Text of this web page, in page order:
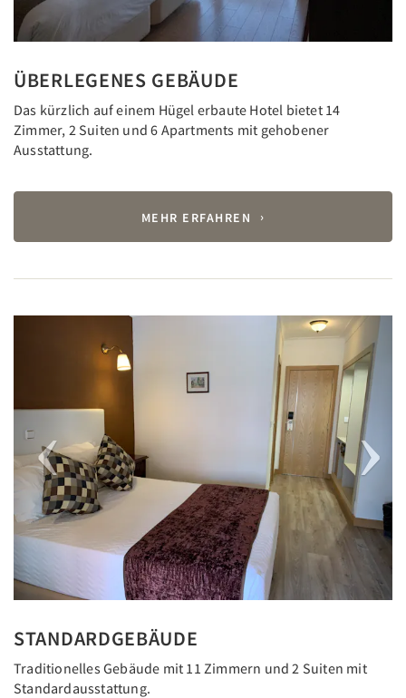
ÜBERLEGENES GEBÄUDE
Das kürzlich auf einem Hügel erbaute Hotel bietet 14
Zimmer, 2 Suiten und 6 Apartments mit gehobener
Ausstattung.
MEHR ERFAHREN
Next
STANDARDGEBÄUDE
Traditionelles Gebäude mit 11 Zimmern und 2 Suiten mit
Standardausstattung.